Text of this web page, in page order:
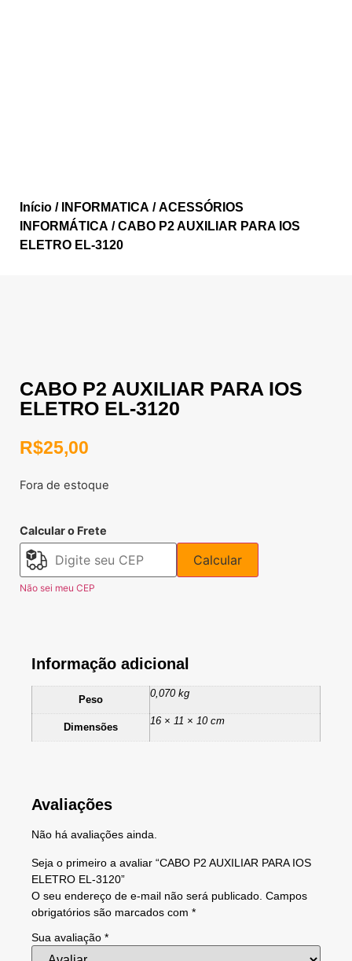
Início / INFORMATICA /ACESSÓRIOS
INFORMÁTICA / CABO P2 AUXILIAR PARA IOS
ELETRO EL-3120
CABO P2 AUXILIAR PARA IOS
ELETRO EL-3120
R$25,00
Fora de estoque
Calcular o Frete
Calcular
Não sei meu CEP
Informação adicional
Peso
0,070 kg
Dimensões
16 × 11 × 10 cm
Avaliações
Não há avaliações ainda.
Seja o primeiro a avaliar “CABO P2 AUXILIAR PARA IOS
ELETRO EL-3120”
O seu endereço de e-mail não será publicado. Campos
obrigatórios são marcados com *
Sua avaliação *